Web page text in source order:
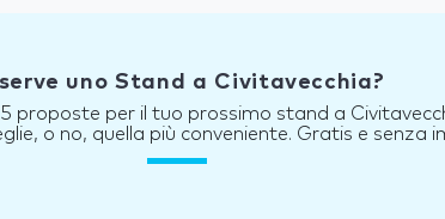
uno Stand a Civitavecchia?
5 proposte per il tuo prossimo stand a
o no, quella più conveniente. Gratis e senza